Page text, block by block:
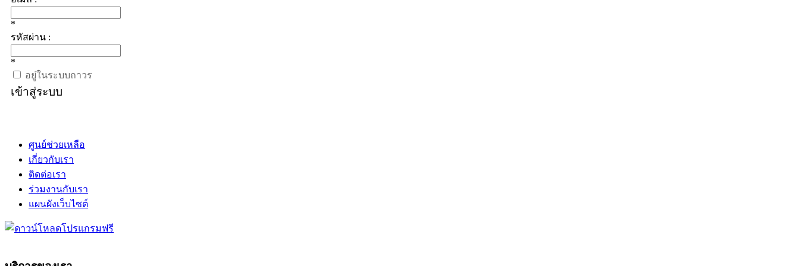
*
รหัสผ่าน :
*
อยู่ในระบบถาวร
เข้าสู่ระบบ
ศูนย์ช่วยเหลือ
เกี่ยวกับเรา
ติดต่อเรา
ร่วมงานกับเรา
แผนผังเว็บไซต์